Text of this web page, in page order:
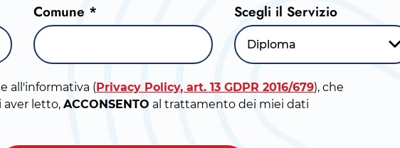
Comune * Scegli il Servizio
Diploma
all'informativa (Privacy Policy, art. 13 GDPR 2016/679), che
aver letto,ACCONSENTO al trattamento dei miei dati